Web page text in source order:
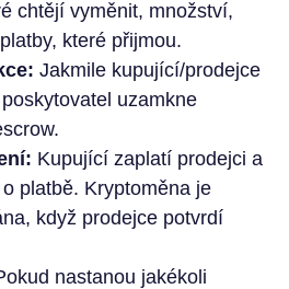
chtějí vyměnit, množství,
které přijmou.
Jakmile kupující/prodejce
uzamkne
Kupující zaplatí prodejci a
platbě. Kryptoměna je
když prodejce potvrdí
nastanou jakékoli